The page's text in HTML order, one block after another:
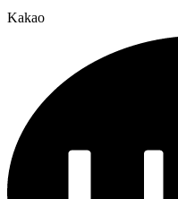
Kakao